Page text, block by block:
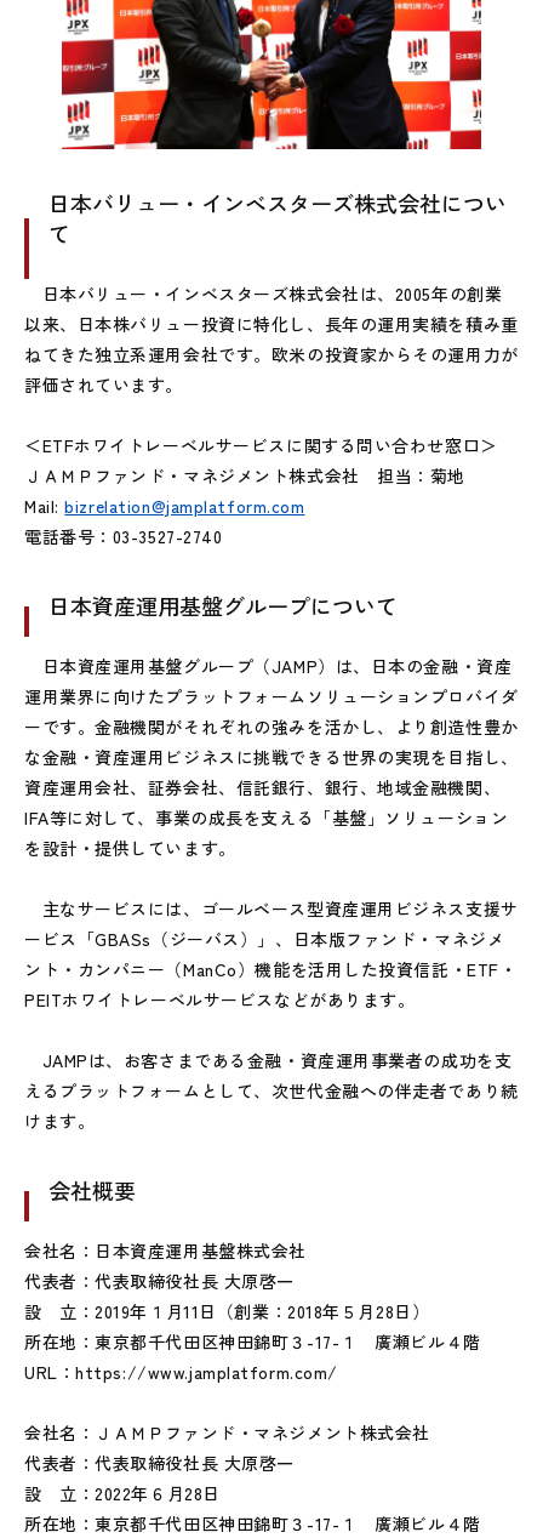
日本バリュー・インベスターズ株式会社につい
て
日本バリュー・インベスターズ株式会社は、2005年の創業
以来、日本株バリュー投資に特化し、長年の運用実績を積み重
ねてきた独立系運用会社です。欧米の投資家からその運用力が
評価されています。
＜ETFホワイトレーベルサービスに関する問い合わせ窓口＞
ＪＡＭＰファンド・マネジメント株式会社 担当：菊地
Mail:bizrelation@jamplatform.com
電話番号：03-3527-2740
日本資産運用基盤グループについて
日本資産運用基盤グループ（JAMP）は、日本の金融・資産
運用業界に向けたプラットフォームソリューションプロバイダ
ーです。金融機関がそれぞれの強みを活かし、より創造性豊か
な金融・資産運用ビジネスに挑戦できる世界の実現を目指し、
資産運用会社、証券会社、信託銀行、銀行、地域金融機関、
IFA等に対して、事業の成長を支える「基盤」ソリューション
を設計・提供しています。
主なサービスには、ゴールベース型資産運用ビジネス支援サ
ービス「GBASs（ジーバス）」、日本版ファンド・マネジメ
ント・カンパニー（ManCo）機能を活用した投資信託・ETF・
PEITホワイトレーベルサービスなどがあります。
JAMPは、お客さまである金融・資産運用事業者の成功を支
えるプラットフォームとして、次世代金融への伴走者であり続
けます。
会社概要
会社名：日本資産運用基盤株式会社
代表者：代表取締役社長 大原啓一
設 立：2019年１月11日（創業：2018年５月28日）
所在地：東京都千代田区神田錦町３-17-１ 廣瀬ビル４階
URL：https://www.jamplatform.com/
会社名：ＪＡＭＰファンド・マネジメント株式会社
代表者：代表取締役社長 大原啓一
設 立：2022年６月28日
所在地：東京都千代田区神田錦町３-17-１ 廣瀬ビル４階